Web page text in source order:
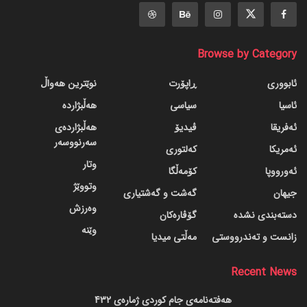
Browse by Category
ئابووری
ئاسیا
ئەفریقا
ئەمریکا
ئەورووپا
جیهان
دسته‌بندی نشده
زانست و تەندرووستی
ڕاپۆرت
سیاسی
ڤیدیۆ
کەلتوری
کۆمەڵگا
گه‌شت و گه‌شتیاری
گۆڤاره‌کان
مەڵتی میدیا
نوێترین هەواڵ
هەڵبژاردە
هەڵبژاردەی
سەرنووسەر
وتار
وتووێژ
وەرزش
وێنە
Recent News
هەفتەنامەی جام کوردی ژمارەی 432